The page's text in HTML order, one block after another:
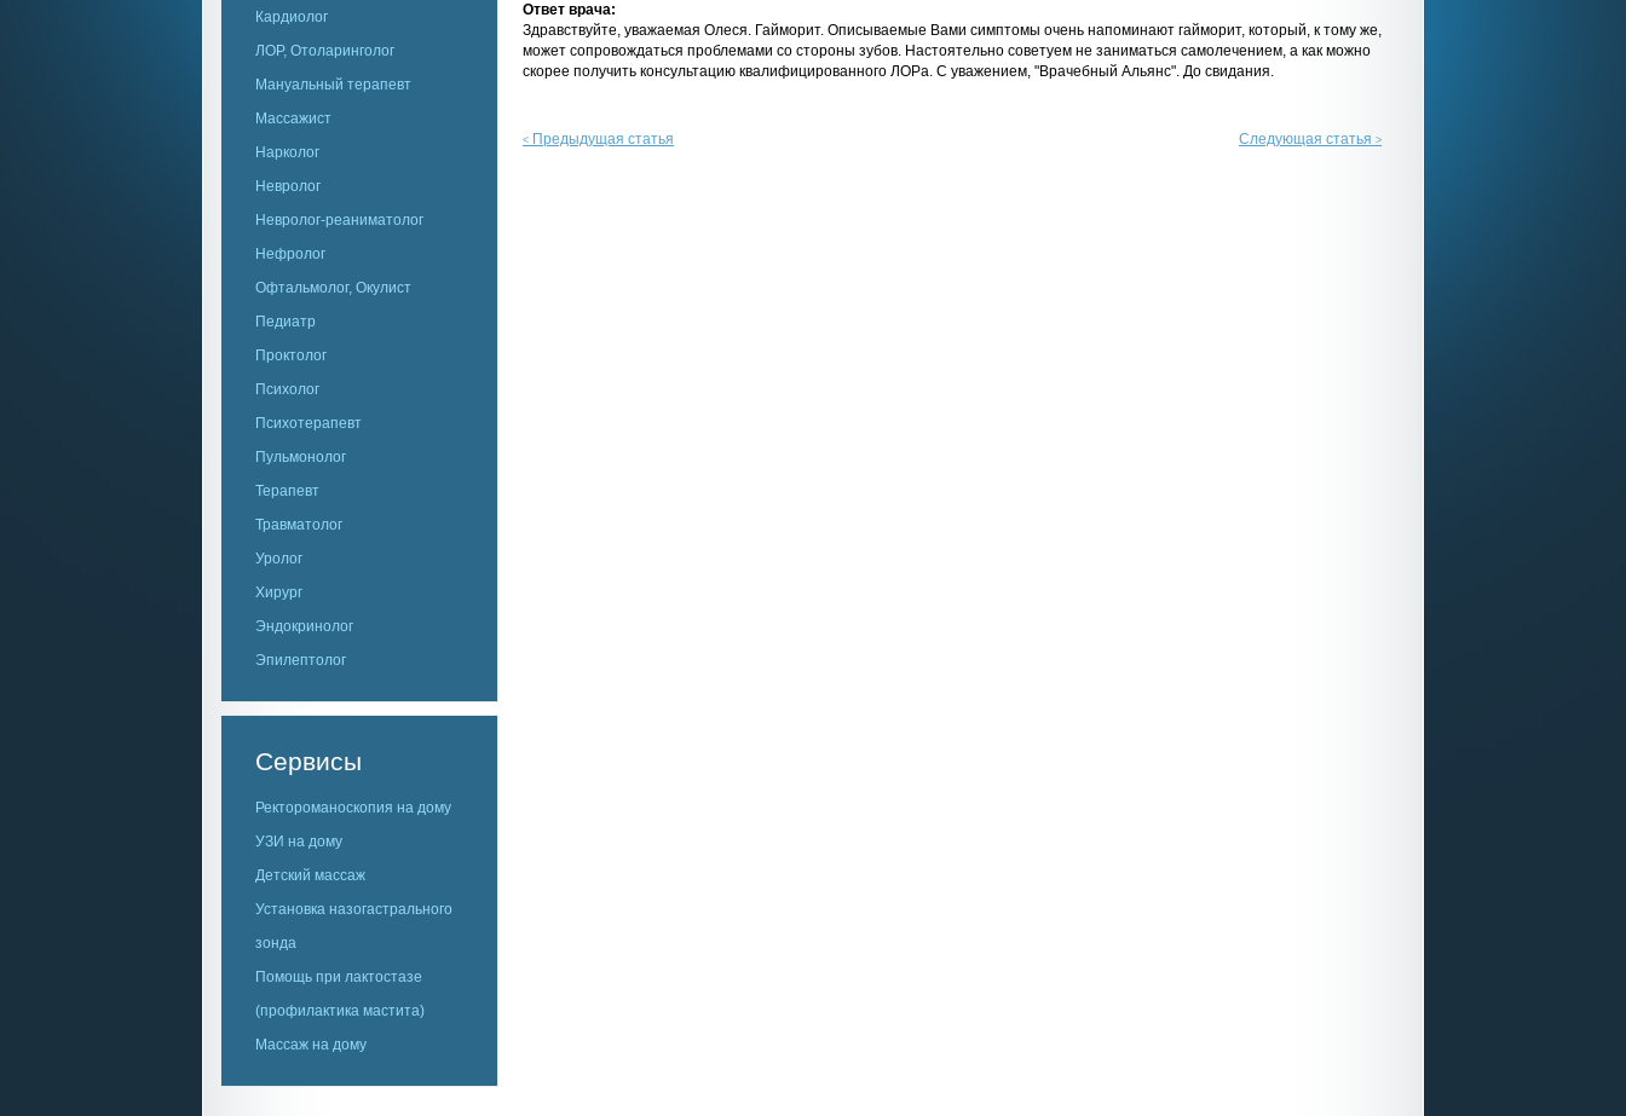
Кардиолог
ЛОР, Отоларинголог
Мануальный терапевт
Массажист
Нарколог
Невролог
Невролог-реаниматолог
Нефролог
Офтальмолог, Окулист
Педиатр
Проктолог
Психолог
Психотерапевт
Пульмонолог
Терапевт
Травматолог
Уролог
Хирург
Эндокринолог
Эпилептолог
Сервисы
Ректороманоскопия на дому
УЗИ на дому
Детский массаж
Установка назогастрального
зонда
Помощь при лактостазе
(профилактика мастита)
Массаж на дому
Ответ врача:
Здравствуйте, уважаемая Олеся. Гайморит. Описываемые Вами симптомы очень напоминают гайморит, который, к тому же,
может сопровождаться проблемами со стороны зубов. Настоятельно советуем не заниматься самолечением, а как можно
скорее получить консультацию квалифицированного ЛОРа. С уважением, "Врачебный Альянс". До свидания.
< Предыдущая статья Следующая статья >